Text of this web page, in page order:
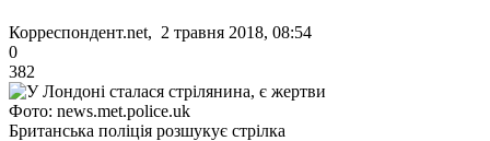
Корреспондент.net, 2 травня 2018, 08:54
0
382
Фото: news.met.police.uk
Британська поліція розшукує стрілка